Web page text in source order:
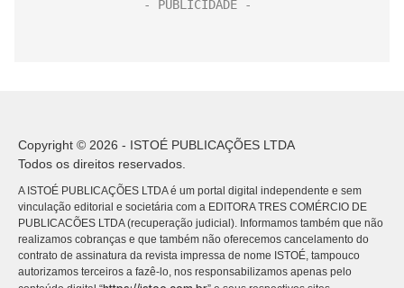
Copyright © 2026 - ISTOÉ PUBLICAÇÕES LTDA
Todos os direitos reservados.
A ISTOÉ PUBLICAÇÕES LTDA é um portal digital independente e sem
vinculação editorial e societária com a EDITORA TRES COMÉRCIO DE
PUBLICACÕES LTDA (recuperação judicial). Informamos também que não
realizamos cobranças e que também não oferecemos cancelamento do
contrato de assinatura da revista impressa de nome ISTOÉ, tampouco
autorizamos terceiros a fazê-lo, nos responsabilizamos apenas pelo